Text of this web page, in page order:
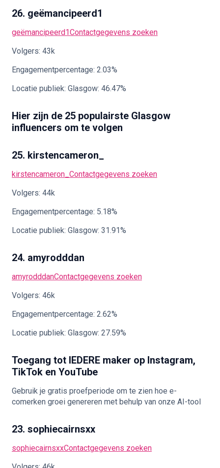
26. geëmancipeerd1
geëmancipeerd1Contactgegevens zoeken
Volgers: 43k
Engagementpercentage: 2.03%
Locatie publiek: Glasgow: 46.47%
Hier zijn de 25 populairste Glasgow
influencers om te volgen
25. kirstencameron_
kirstencameron_ Contactgegevens zoeken
Volgers: 44k
Engagementpercentage: 5.18%
Locatie publiek: Glasgow: 31.91%
24. amyrodddan
amyrodddanContactgegevens zoeken
Volgers: 46k
Engagementpercentage: 2.62%
Locatie publiek: Glasgow: 27.59%
Toegang tot IEDERE maker op Instagram,
TikTok en YouTube
Gebruik je gratis proefperiode om te zien hoe e-
comerken groei genereren met behulp van onze AI-tool
23. sophiecairnsxx
sophiecairnsxxContactgegevens zoeken